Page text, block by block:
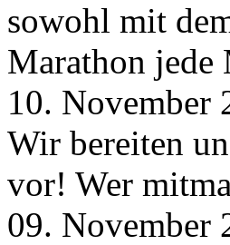
sowohl mit
Marathon jede
10. November
Wir bereiten
vor! Wer
09. November